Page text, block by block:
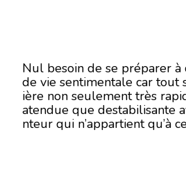
Nul besoin de se préparer à
de vie sentimentale car tout
ière non seulement très
atendue que destabilisante
nteur qui n’appartient qu’à